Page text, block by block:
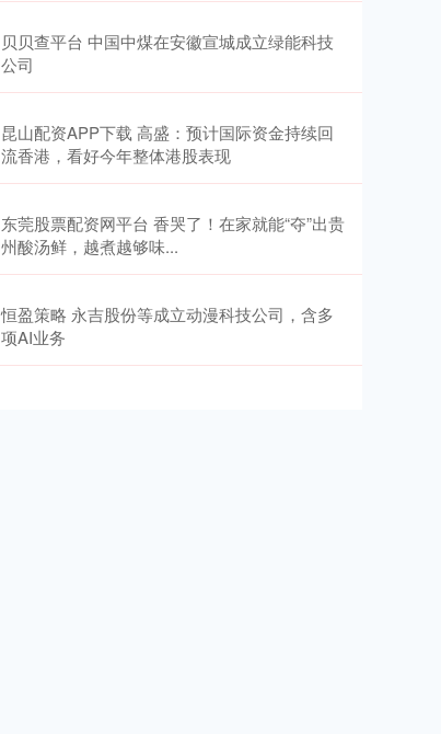
贝贝查平台 中国中煤在安徽宣城成立绿能科技
公司
昆山配资APP下载 高盛：预计国际资金持续回
流香港，看好今年整体港股表现
东莞股票配资网平台 香哭了！在家就能“夺”出贵
州酸汤鲜，越煮越够味...
恒盈策略 永吉股份等成立动漫科技公司，含多
项AI业务